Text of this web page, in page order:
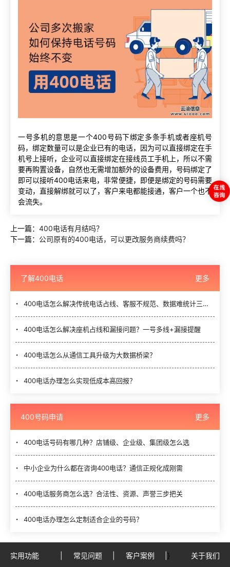
一号多机的意思是一个400号码下绑定多条手机或者座机号
码，绑定数量可以是企业已有的电话，因为可以直接绑定在手
机号上接听，企业可以直接绑定在接线员工手机上，所以不需
要再购置设备，自然也无需增加额外的设备费用，号码绑定了
即可以接听400电话来电，非常便捷，即便是绑定的号码需要
变动，直接解绑就可以了，客户来电都能接通，客户一个也不
会流失。
上一篇： 400电话有月结吗？
下一篇： 公司原有的400电话，可以更改服务商续费吗？
了解400电话 更多
400电话怎么解决传统电话占线、客服不规范、数据难统计三大难题？
400电话怎么解决座机占线和漏接问题？一号多线+漏接提醒
400电话怎么从通信工具升级为大数据桥梁？
400电话办理怎么实现低成本高回报？
400号码申请 更多
400电话号码有哪几种？店铺级、企业级、集团级怎么选
中小企业为什么都在咨询400电话？通信正规化成刚需
400电话服务商怎么选？合法性、资源、声誉三步把关
400电话办理怎么定制适合企业的号码？
实用功能 常见问题 客户案例 } 关于我们